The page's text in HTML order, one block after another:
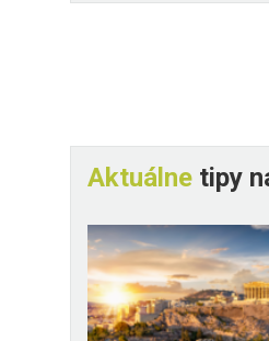
Aktuálne tipy